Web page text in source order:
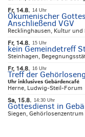
Fr, 14.8. 14 Uhr
Ökumenischer
Anschließend VGV
Recklinghausen, Kultur
Fr, 14.8. 15 Uhr
kein Gemeindetreff
Steinhagen,
Fr, 14.8. 16 Uhr
Treff der
Uhr inklusives Gebärdencafé
Herne, Ludwig-Steil-Forum
Sa, 15.8. 14:30 Uhr
Gottesdienst in
Siegen, Gehörlosenzentrum